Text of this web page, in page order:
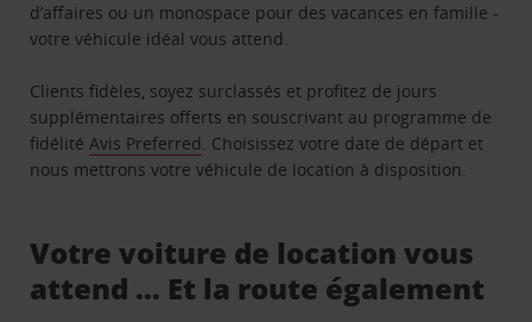
d’affaires ou un monospace pour des vacances en famille -
votre véhicule idéal vous attend.
Clients fidèles, soyez surclassés et profitez de jours
supplémentaires offerts en souscrivant au programme de
fidélitéAvis Preferred. Choisissez votre date de départ et
nous mettrons votre véhicule de location à disposition.
Votre voiture de location vous
attend … Et la route également